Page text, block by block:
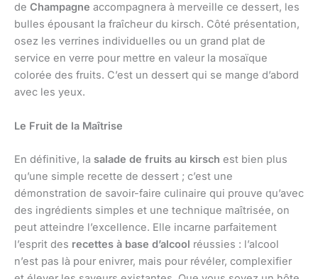
de Champagne accompagnera à merveille ce dessert, les
bulles épousant la fraîcheur du kirsch. Côté présentation,
osez les verrines individuelles ou un grand plat de
service en verre pour mettre en valeur la mosaïque
colorée des fruits. C’est un dessert qui se mange d’abord
avec les yeux.
Le Fruit de la Maîtrise
En définitive, la salade de fruits au kirsch est bien plus
qu’une simple recette de dessert ; c’est une
démonstration de savoir-faire culinaire qui prouve qu’avec
des ingrédients simples et une technique maîtrisée, on
peut atteindre l’excellence. Elle incarne parfaitement
l’esprit des recettes à base d’alcool réussies : l’alcool
n’est pas là pour enivrer, mais pour révéler, complexifier